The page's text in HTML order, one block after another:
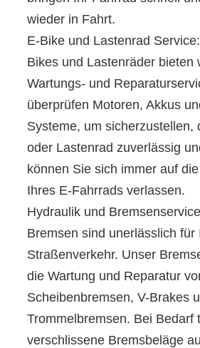
wieder in Fahrt.
E-Bike und Lastenrad
Bikes und Lastenräder bieten
Wartungs- und
überprüfen Motoren, Akkus
Systeme, um sicherzustellen,
oder Lastenrad zuverlässig
können Sie sich immer auf
Ihres E-Fahrrads verlassen.
Hydraulik und
Bremsen sind unerlässlich für
Straßenverkehr. Unser
die Wartung und Reparatur
Scheibenbremsen, V-Brakes
Trommelbremsen. Bei Bedarf
verschlissene Bremsbeläge